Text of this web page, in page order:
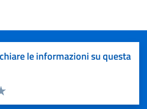
le informazioni su questa
5 stelle su 5
4 stelle su 5
su 5
su 5
5